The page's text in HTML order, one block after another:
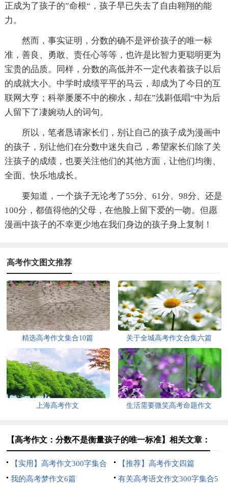
正成为了孩子的”命根“，孩子早已失去了自由翱翔的能
力。
然而，事实证明，分数的确不是评价孩子的唯一标
准，善良、勇敢、责任心等等，也许是比智力更聪明更为
宝贵的品质。同样，分数的高低并不一定代表着孩子以后
的成就大小。中学时成绩平平的马云，却成为了今日的互
联网大亨；科举屡屡不中的柳永，却在”浅斟低唱“中为后
人留下了凄婉动人的词句。
所以，笔者恳请家长们，别让自己的孩子成为漫画中
的孩子，别让他们在分数中迷失自己，希望家长们除了关
注孩子的成绩，也要关注他们的其他方面，让他们均衡、
全面、快乐地成长。
要知道，一个孩子无论考了55分、61分、98分、还是
100分，都值得他的父母，在他脸上留下爱的一吻。但愿
漫画中孩子的不幸更少地在我们身边的孩子身上复制！
高考作文图文推荐
精选高考作文集合10篇 关于全城高考作文合集六篇
上海高考作文 生活需要微笑高考命题作文
【高考作文：分数不是衡量孩子的唯一标准】相关文章：
【实用】高考作文300字集合
八篇
【推荐】高考作文四篇
我的高考梦作文6篇
有关高考语文作文300字集合5